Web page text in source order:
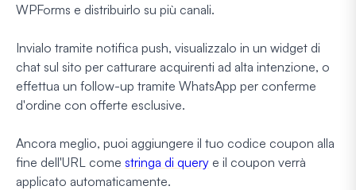
WPForms e distribuirlo su più canali.
Invialo tramite notifica push, visualizzalo in un widget di
chat sul sito per catturare acquirenti ad alta intenzione, o
effettua un follow-up tramite WhatsApp per conferme
d'ordine con offerte esclusive.
Ancora meglio, puoi aggiungere il tuo codice coupon alla
fine dell'URL come stringa di query e il coupon verrà
applicato automaticamente.